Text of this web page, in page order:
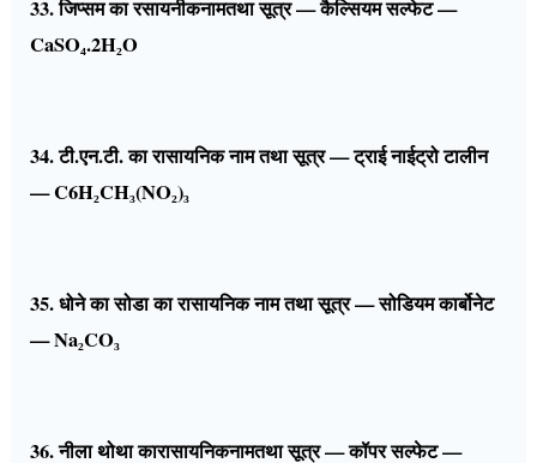
33. जिप्सम का रसायनीकनामतथा सूत्र — कैल्सियम सल्फेट —
CaSO₄.2H₂O
34. टी.एन.टी. का रासायनिक नाम तथा सूत्र — ट्राई नाईट्रो टालीन
— C6H₂CH₃(NO₂)₃
35. धोने का सोडा का रासायनिक नाम तथा सूत्र — सोडियम कार्बोनेट
— Na₂CO₃
36. नीला थोथा कारासायनिकनामतथा सूत्र — कॉपर सल्फेट —